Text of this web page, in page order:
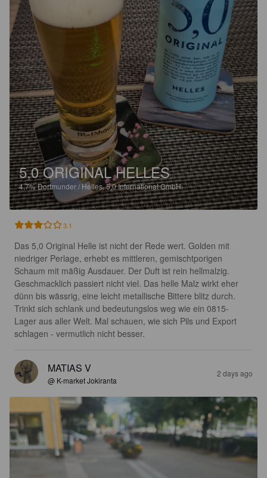
5,0 ORIGINAL HELLES
4.7%Dortmunder / Helles.5,0 International GmbH.
3.1
Das 5,0 Original Helle ist nicht der Rede wert. Golden mit
niedriger Perlage, erhebt es mittleren, gemischtporigen
Schaum mit mäßig Ausdauer. Der Duft ist rein hellmalzig.
Geschmacklich passiert nicht viel. Das helle Malz wirkt eher
dünn bis wässrig, eine leicht metallische Bittere blitz durch.
Trinkt sich schlank und bedeutungslos weg wie ein 0815-
Lager aus aller Welt. Mal schauen, wie sich Pils und Export
schlagen - vermutlich nicht besser.
MATIAS V
@ K-market Jokiranta
2 days ago